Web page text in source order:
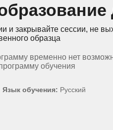
и закрывайте сессии, не
образца
временно нет
обучения
Язык обучения: Русский